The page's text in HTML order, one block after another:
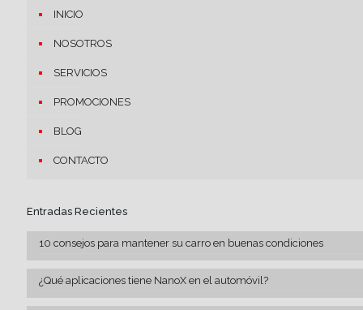
INICIO
NOSOTROS
SERVICIOS
PROMOCIONES
BLOG
CONTACTO
Entradas Recientes
10 consejos para mantener su carro en buenas condiciones
¿Qué aplicaciones tiene NanoX en el automóvil?